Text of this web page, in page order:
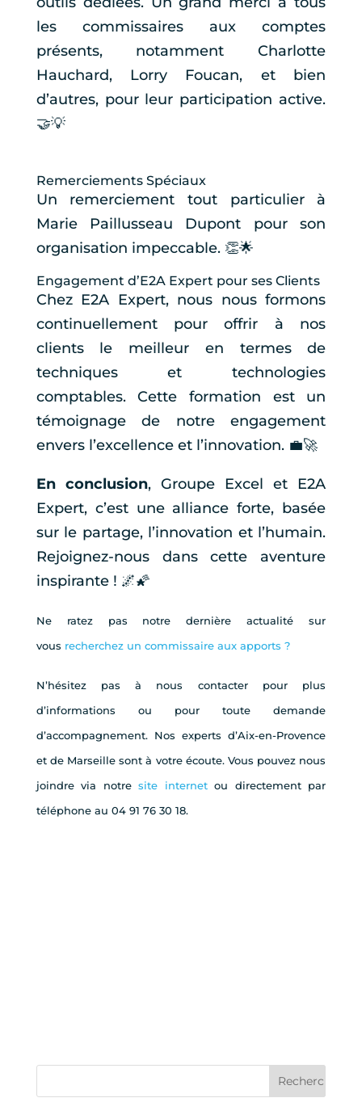
les commissaires aux comptes
présents, notamment Charlotte
Hauchard, Lorry Foucan, et bien
d’autres, pour leur participation active.
🤝💡
Remerciements Spéciaux
Un remerciement tout particulier à
Marie Paillusseau Dupont pour son
organisation impeccable. 👏🌟
Engagement d’E2A Expert pour ses Clients
Chez E2A Expert, nous nous formons
continuellement pour offrir à nos
clients le meilleur en termes de
techniques et technologies
comptables. Cette formation est un
témoignage de notre engagement
envers l’excellence et l’innovation. 💼🚀
En conclusion, Groupe Excel et E2A
Expert, c’est une alliance forte, basée
sur le partage, l’innovation et l’humain.
Rejoignez-nous dans cette aventure
inspirante ! 🌌🌠
Ne ratez pas notre dernière actualité sur
vous recherchez un commissaire aux apports ?
N’hésitez pas à nous contacter pour plus
d’informations ou pour toute demande
d’accompagnement. Nos experts d’Aix-en-Provence
et de Marseille sont à votre écoute. Vous pouvez nous
joindre via notresite internetou directement par
téléphone au 04 91 76 30 18.